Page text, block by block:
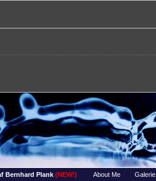
Bernhard Plank (NEW!) About Me Galerie